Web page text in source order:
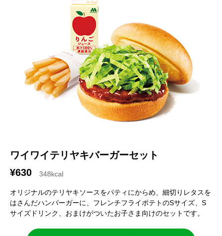
ワイワイテリヤキバーガーセット
¥630
348kcal
オリジナルのテリヤキソースをパティにからめ、細切りレタスを
はさんだハンバーガーに、フレンチフライポテトのSサイズ、S
サイズドリンク、おまけがついたお子さま向けのセットです。